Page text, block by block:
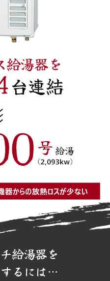
給湯器を
るには…